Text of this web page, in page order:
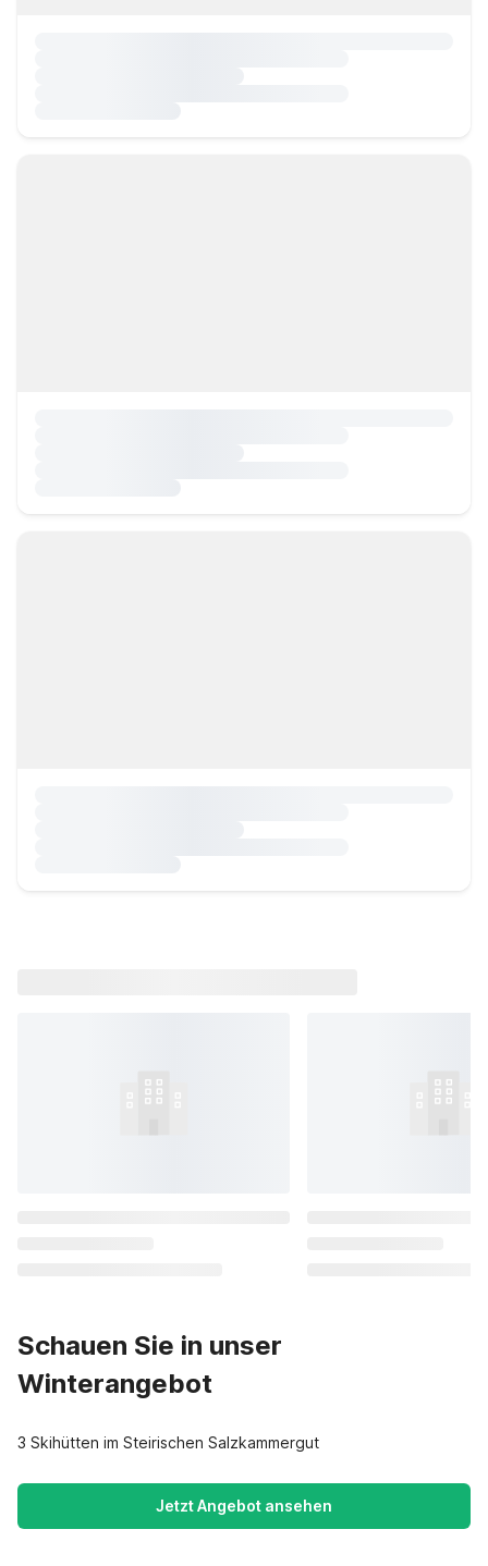
Schauen Sie in unser
Winterangebot
3 Skihütten im Steirischen Salzkammergut
Jetzt Angebot ansehen